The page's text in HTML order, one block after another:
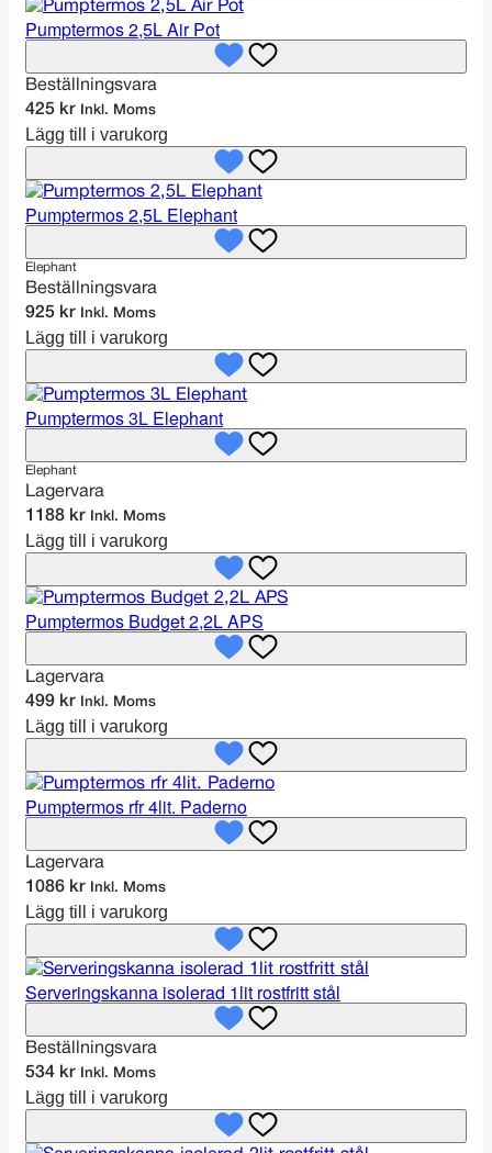
i
g
p
r
i
e
t
v
4
k
p
r
s
e
t
r
:
7
.
Pumptermos 2,5L Air Pot
Beställningsvara
425 kr Inkl. Moms
Lägg till i varukorg
Pumptermos 2,5L Elephant
Elephant
Beställningsvara
925 kr Inkl. Moms
Lägg till i varukorg
Pumptermos 3L Elephant
Elephant
Lagervara
1188 kr Inkl. Moms
Lägg till i varukorg
Pumptermos Budget 2,2L APS
Lagervara
499 kr Inkl. Moms
Lägg till i varukorg
Pumptermos rfr 4lit. Paderno
Lagervara
1086 kr Inkl. Moms
Lägg till i varukorg
Serveringskanna isolerad 1lit rostfritt stål
Beställningsvara
534 kr Inkl. Moms
Lägg till i varukorg